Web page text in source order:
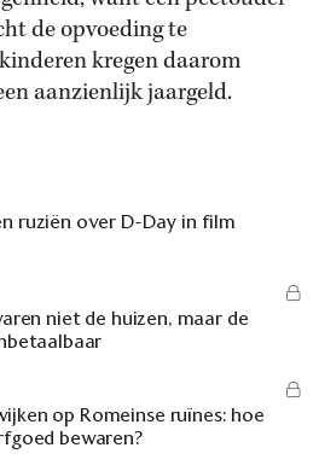
de opvoeding te
kregen daarom
aanzienlijk jaargeld.
ruziën over D-Day in film
niet de huizen, maar de
op Romeinse ruïnes: hoe
bewaren?